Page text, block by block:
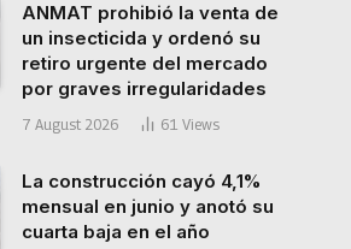
ANMAT prohibió la venta de
un insecticida y ordenó su
retiro urgente del mercado
por graves irregularidades
7 August 2026 61 Views
La construcción cayó 4,1%
mensual en junio y anotó su
cuarta baja en el año